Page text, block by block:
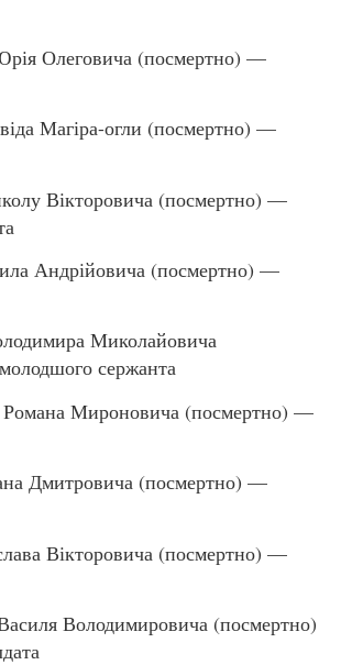
Олеговича (посмертно) —
Магіра-огли (посмертно) —
Вікторовича (посмертно) —
Андрійовича (посмертно) —
Миколайовича
сержанта
Мироновича (посмертно) —
Дмитровича (посмертно) —
Вікторовича (посмертно) —
Володимировича (посмертно)